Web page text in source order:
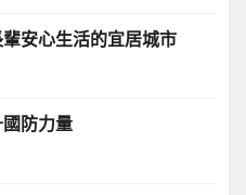
安心生活的宜居城市
防力量